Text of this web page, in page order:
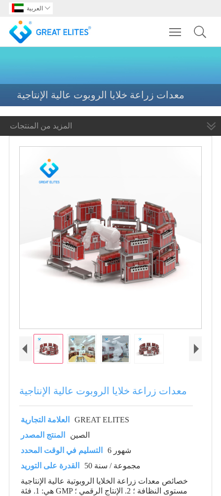
العربية 
Toggle
معدات زراعة خلايا الروبوت عالية الإنتاجية
المزيد من المنتجات
معدات زراعة خلايا الروبوت عالية الإنتاجية
العلامة التجارية
GREAT ELITES
المنتج المصدر
الصين
التسليم في الوقت المحدد
6 شهور
القدرة على التوريد
50 مجموعة / سنة
خصائص معدات زراعة الخلايا الروبوتية عالية الإنتاجية
هي: 1. فئة GMP مستوى النظافة ؛ 2. الإنتاج الرقمي ؛